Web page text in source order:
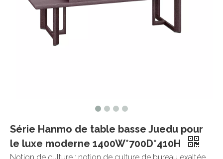
Série Hanmo de table basse Juedu pour
le luxe moderne 1400W*700D*410H